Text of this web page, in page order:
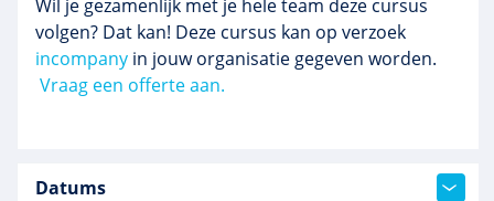
Wil je gezamenlijk met je hele team deze cursus
volgen? Dat kan! Deze cursus kan op verzoek
incompany in jouw organisatie gegeven worden.
Vraag een offerte aan.
Datums